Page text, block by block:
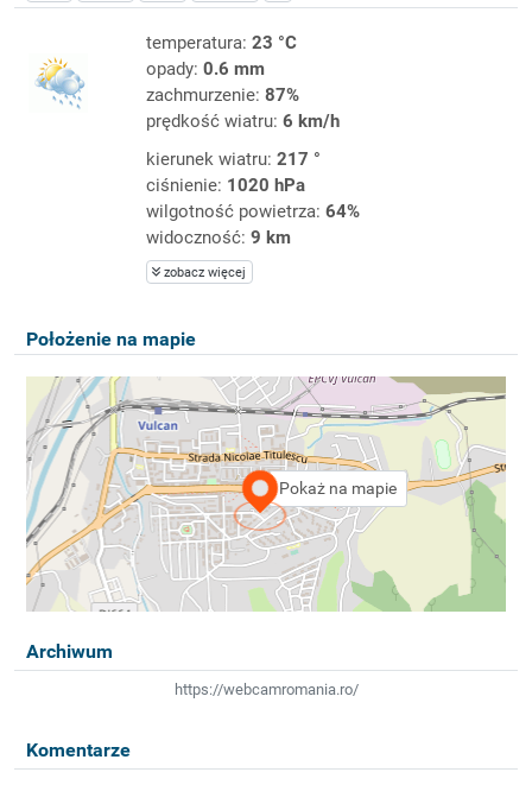
temperatura: 23 °C
opady: 0.6 mm
zachmurzenie: 87%
prędkość wiatru: 6 km/h
kierunek wiatru: 217 °
ciśnienie: 1020 hPa
wilgotność powietrza: 64%
widoczność: 9 km
zobacz więcej
Położenie na mapie
Pokaż na mapie
Archiwum
https://webcamromania.ro/
Komentarze